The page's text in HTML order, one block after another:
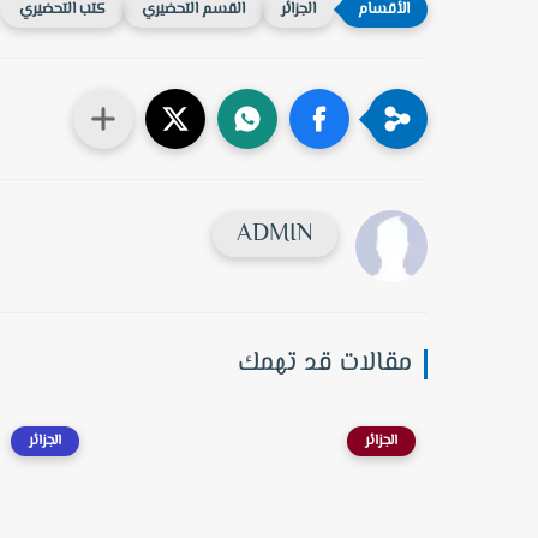
الجزائر القسم التحضيري كتب التحضيري
ADMIN
مقالات قد تهمك
الجزائر الجزائر